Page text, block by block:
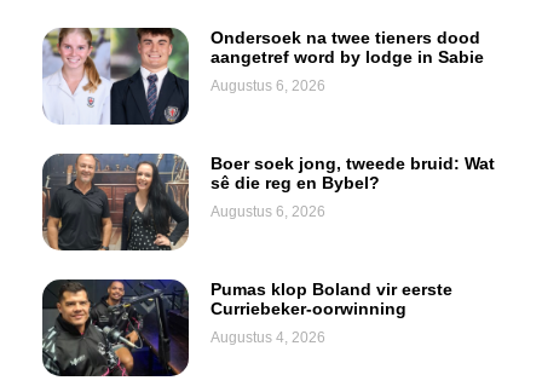
Ondersoek na twee tieners dood
aangetref word by lodge in Sabie
Augustus 6, 2026
Boer soek jong, tweede bruid: Wat
sê die reg en Bybel?
Augustus 6, 2026
Pumas klop Boland vir eerste
Curriebeker-oorwinning
Augustus 4, 2026